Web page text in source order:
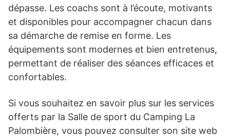
dépasse. Les coachs sont à l’écoute, motivants
et disponibles pour accompagner chacun dans
sa démarche de remise en forme. Les
équipements sont modernes et bien entretenus,
permettant de réaliser des séances efficaces et
confortables.
Si vous souhaitez en savoir plus sur les services
offerts par la Salle de sport du Camping La
Palombière, vous pouvez consulter son site web